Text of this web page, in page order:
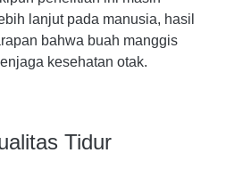
lanjut pada manusia, hasil
bahwa buah manggis
kesehatan otak.
Tidur